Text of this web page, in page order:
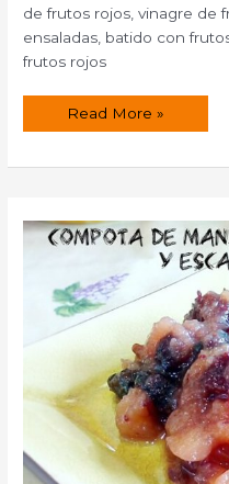
de frutos rojos, vinagre de
ensaladas, batido con
frutos rojos
Propiedades
rojos.
Read More »